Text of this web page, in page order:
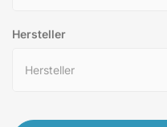
Hersteller